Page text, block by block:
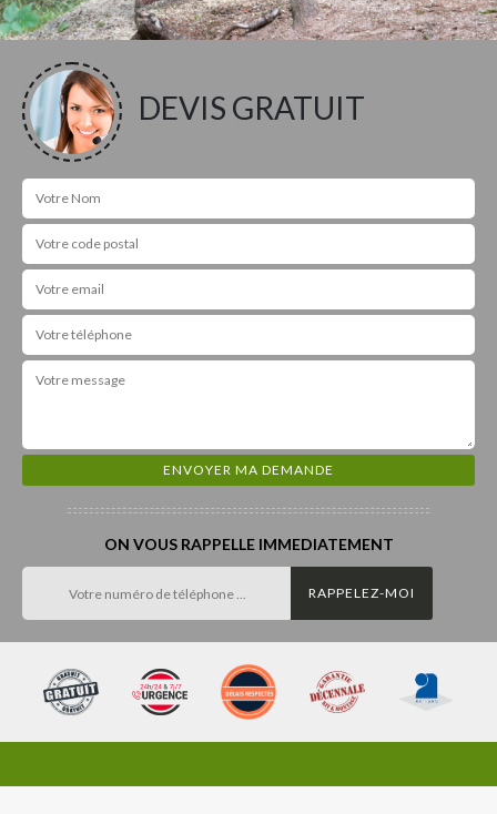
DEVIS GRATUIT
ON VOUS RAPPELLE IMMEDIATEMENT